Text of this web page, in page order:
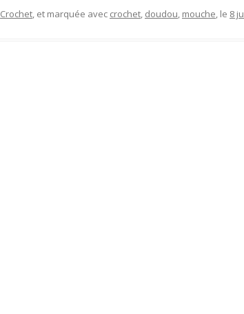
Crochet, et marquée avec crochet, doudou, mouche, le 8